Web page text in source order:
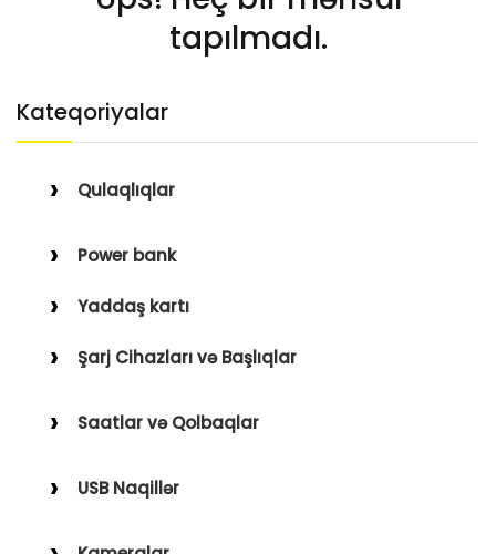
Kateqoriyalar
Qulaqlıqlar
Qulaqüstü
Power bank
Yaddaş kartı
Şarj Cihazları və Başlıqlar
Saatlar və Qolbaqlar
Saat Qolbaqları
USB Naqillər
tapılmadı.